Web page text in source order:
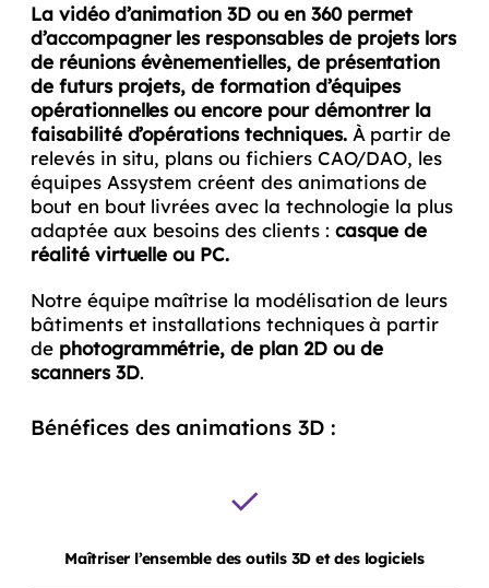
La vidéo d’animation 3D ou en 360 permet
d’accompagner les responsables de projets lors
de réunions évènementielles, de présentation
de futurs projets, de formation d’équipes
opérationnelles ou encore pour démontrer la
faisabilité d’opérations techniques.À partir de
relevés in situ, plans ou fichiers CAO/DAO, les
équipes Assystem créent des animations de
bout en bout livrées avec la technologie la plus
adaptée aux besoins des clients : casque de
réalité virtuelle ou PC.
Notre équipe maîtrise la modélisation de leurs
bâtiments et installations techniques à partir
de photogrammétrie, de plan 2D ou de
scanners 3D.
Bénéfices des animations 3D :
Maîtriser l’ensemble des outils 3D et des logiciels